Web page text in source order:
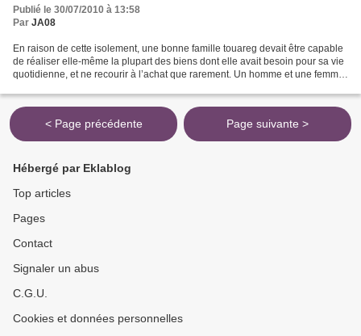
Publié le 30/07/2010 à 13:58
Par JA08
En raison de cette isolement, une bonne famille touareg devait être capable
de réaliser elle-même la plupart des biens dont elle avait besoin pour sa vie
quotidienne, et ne recourir à l’achat que rarement. Un homme et une femme
< Page précédente Page suivante >
Hébergé par Eklablog
Top articles
Pages
Contact
Signaler un abus
C.G.U.
Cookies et données personnelles